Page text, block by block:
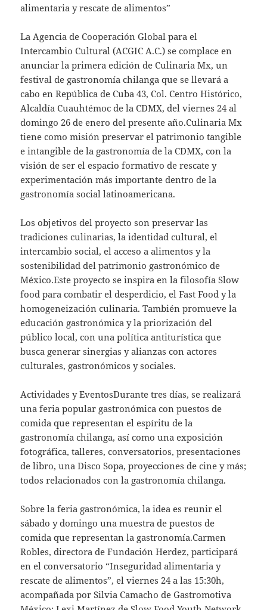
alimentaria y rescate de alimentos”
La Agencia de Cooperación Global para el
Intercambio Cultural (ACGIC A.C.) se complace en
anunciar la primera edición de Culinaria Mx, un
festival de gastronomía chilanga que se llevará a
cabo en República de Cuba 43, Col. Centro Histórico,
Alcaldía Cuauhtémoc de la CDMX, del viernes 24 al
domingo 26 de enero del presente año.Culinaria Mx
tiene como misión preservar el patrimonio tangible
e intangible de la gastronomía de la CDMX, con la
visión de ser el espacio formativo de rescate y
experimentación más importante dentro de la
gastronomía social latinoamericana.
Los objetivos del proyecto son preservar las
tradiciones culinarias, la identidad cultural, el
intercambio social, el acceso a alimentos y la
sostenibilidad del patrimonio gastronómico de
México.Este proyecto se inspira en la filosofía Slow
food para combatir el desperdicio, el Fast Food y la
homogeneización culinaria. También promueve la
educación gastronómica y la priorización del
público local, con una política antiturística que
busca generar sinergias y alianzas con actores
culturales, gastronómicos y sociales.
Actividades y EventosDurante tres días, se realizará
una feria popular gastronómica con puestos de
comida que representan el espíritu de la
gastronomía chilanga, así como una exposición
fotográfica, talleres, conversatorios, presentaciones
de libro, una Disco Sopa, proyecciones de cine y más;
todos relacionados con la gastronomía chilanga.
Sobre la feria gastronómica, la idea es reunir el
sábado y domingo una muestra de puestos de
comida que representan la gastronomía.Carmen
Robles, directora de Fundación Herdez, participará
en el conversatorio “Inseguridad alimentaria y
rescate de alimentos”, el viernes 24 a las 15:30h,
acompañada por Silvia Camacho de Gastromotiva